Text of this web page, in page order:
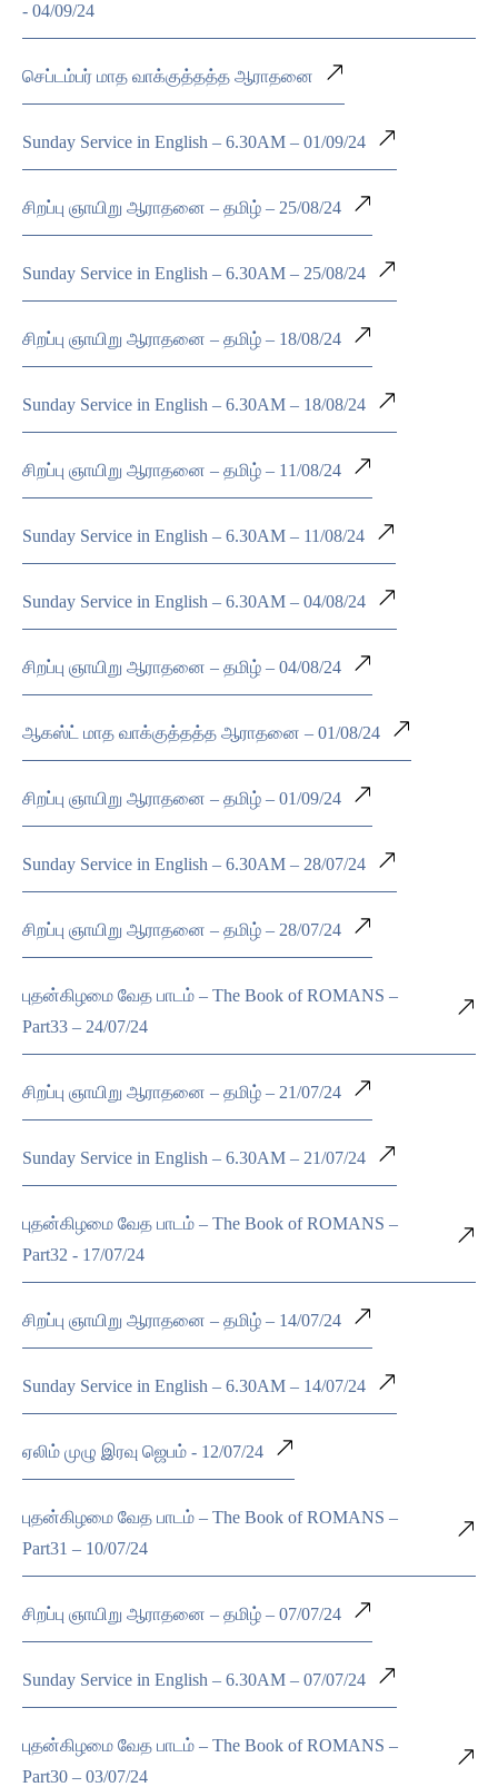
- 04/09/24
செப்டம்பர் மாத வாக்குத்தத்த ஆராதனை
Sunday Service in English – 6.30AM – 01/09/24
சிறப்பு ஞாயிறு ஆராதனை – தமிழ் – 25/08/24
Sunday Service in English – 6.30AM – 25/08/24
சிறப்பு ஞாயிறு ஆராதனை – தமிழ் – 18/08/24
Sunday Service in English – 6.30AM – 18/08/24
சிறப்பு ஞாயிறு ஆராதனை – தமிழ் – 11/08/24
Sunday Service in English – 6.30AM – 11/08/24
Sunday Service in English – 6.30AM – 04/08/24
சிறப்பு ஞாயிறு ஆராதனை – தமிழ் – 04/08/24
ஆகஸ்ட் மாத வாக்குத்தத்த ஆராதனை – 01/08/24
சிறப்பு ஞாயிறு ஆராதனை – தமிழ் – 01/09/24
Sunday Service in English – 6.30AM – 28/07/24
சிறப்பு ஞாயிறு ஆராதனை – தமிழ் – 28/07/24
புதன்கிழமை வேத பாடம் – The Book of ROMANS –
Part33 – 24/07/24
சிறப்பு ஞாயிறு ஆராதனை – தமிழ் – 21/07/24
Sunday Service in English – 6.30AM – 21/07/24
புதன்கிழமை வேத பாடம் – The Book of ROMANS –
Part32 - 17/07/24
சிறப்பு ஞாயிறு ஆராதனை – தமிழ் – 14/07/24
Sunday Service in English – 6.30AM – 14/07/24
ஏலிம் முழு இரவு ஜெபம் - 12/07/24
புதன்கிழமை வேத பாடம் – The Book of ROMANS –
Part31 – 10/07/24
சிறப்பு ஞாயிறு ஆராதனை – தமிழ் – 07/07/24
Sunday Service in English – 6.30AM – 07/07/24
புதன்கிழமை வேத பாடம் – The Book of ROMANS –
Part30 – 03/07/24